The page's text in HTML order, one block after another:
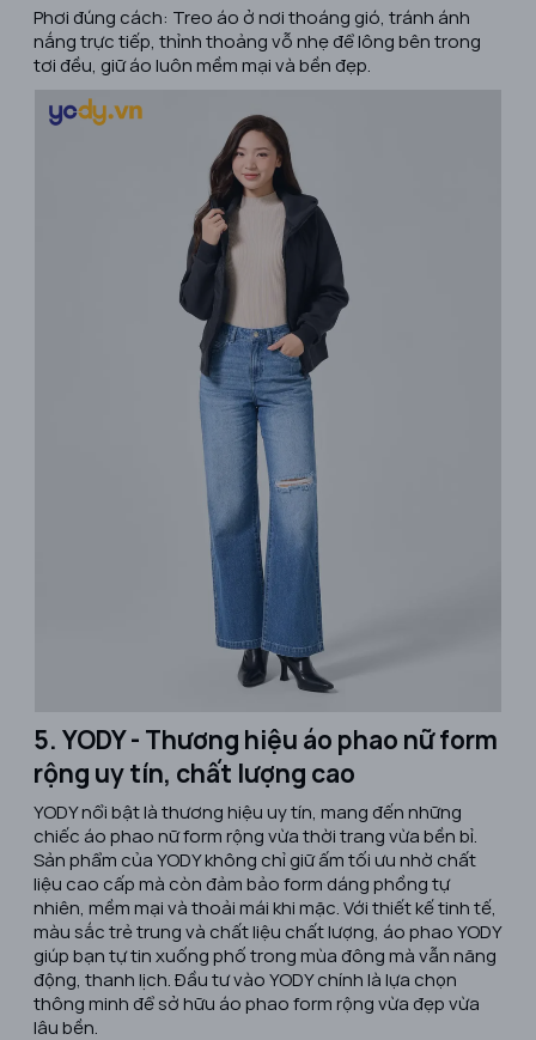
Phơi đúng cách: Treo áo ở nơi thoáng gió, tránh ánh
nắng trực tiếp, thỉnh thoảng vỗ nhẹ để lông bên trong
tơi đều, giữ áo luôn mềm mại và bền đẹp.
5. YODY - Thương hiệu áo phao nữ form
rộng uy tín, chất lượng cao
YODY nổi bật là thương hiệu uy tín, mang đến những
chiếc áo phao nữ form rộng vừa thời trang vừa bền bỉ.
Sản phẩm của YODY không chỉ giữ ấm tối ưu nhờ chất
liệu cao cấp mà còn đảm bảo form dáng phồng tự
nhiên, mềm mại và thoải mái khi mặc. Với thiết kế tinh tế,
màu sắc trẻ trung và chất liệu chất lượng, áo phao YODY
giúp bạn tự tin xuống phố trong mùa đông mà vẫn năng
động, thanh lịch. Đầu tư vào YODY chính là lựa chọn
thông minh để sở hữu áo phao form rộng vừa đẹp vừa
lâu bền.